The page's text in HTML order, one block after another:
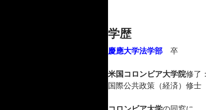
学歴
慶應大学法学部 卒
米国コロンビア大学院修了：
国際公共政策（経済）修士